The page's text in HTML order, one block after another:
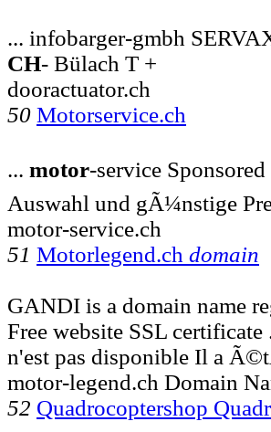
... infobarger-gmbh
CH- Bülach T +
dooractuator.ch
50 Motorservice.ch
... motor-service
Auswahl und gÃ¼nstige
motor-service.ch
51 Motorlegend.ch domain
GANDI is a domain name
Free website SSL certificate
n'est pas disponible Il a
motor-legend.ch Domain
52 Quadrocoptershop